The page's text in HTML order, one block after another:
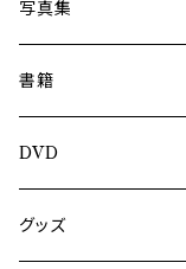
内海利勝
南博
ASA-CHANG
Jun Kawabata
写真集
Jun Kawabata
旅の記憶
書籍
DVD
グッズ